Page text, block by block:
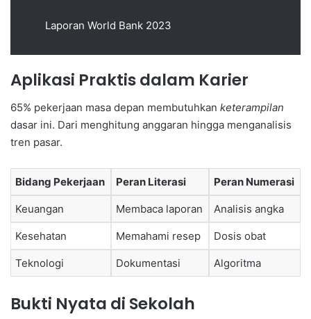
Laporan World Bank 2023
Aplikasi Praktis dalam Karier
65% pekerjaan masa depan membutuhkan keterampilan
dasar ini. Dari menghitung anggaran hingga menganalisis
tren pasar.
Bidang Pekerjaan Peran Literasi Peran Numerasi
Keuangan Membaca laporan Analisis angka
Kesehatan Memahami resep Dosis obat
Teknologi Dokumentasi Algoritma
Bukti Nyata di Sekolah